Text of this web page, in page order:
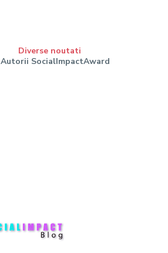
Diverse noutati
Autorii SocialImpactAward